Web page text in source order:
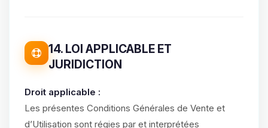
14. LOI APPLICABLE ET
JURIDICTION
Droit applicable :
Les présentes Conditions Générales de Vente et
d’Utilisation sont régies par et interprétées